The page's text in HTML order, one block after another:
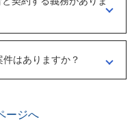
とのオンライン面談を行う
業なのかを確認する目的も
さい。
はありますか？
ージへ